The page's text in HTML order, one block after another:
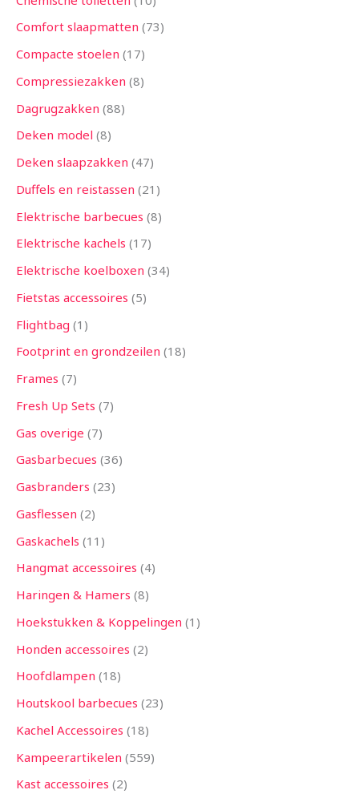
Comfort slaapmatten 73
Compacte stoelen 17
Compressiezakken 8
Dagrugzakken 88
Deken model 8
Deken slaapzakken 47
Duffels en reistassen 21
Elektrische barbecues 8
Elektrische kachels 17
Elektrische koelboxen 34
Fietstas accessoires 5
Flightbag 1
Footprint en grondzeilen 18
Frames 7
Fresh Up Sets 7
Gas overige 7
Gasbarbecues 36
Gasbranders 23
Gasflessen 2
Gaskachels 11
Hangmat accessoires 4
Haringen & Hamers 8
Hoekstukken & Koppelingen 1
Honden accessoires 2
Hoofdlampen 18
Houtskool barbecues 23
Kachel Accessoires 18
Kampeerartikelen 559
Kast accessoires 2